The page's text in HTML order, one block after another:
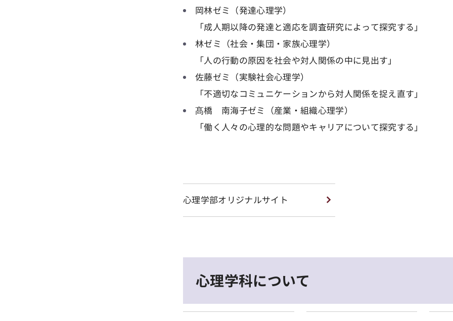
岡林ゼミ（発達心理学）
「成人期以降の発達と適応を調査研究によって探究する」
林ゼミ（社会・集団・家族心理学）
「人の行動の原因を社会や対人関係の中に見出す」
佐藤ゼミ（実験社会心理学）
「不適切なコミュニケーションから対人関係を捉え直す」
髙橋 南海子ゼミ（産業・組織心理学）
「働く人々の心理的な問題やキャリアについて探究する」
心理学部オリジナルサイト
心理学科について